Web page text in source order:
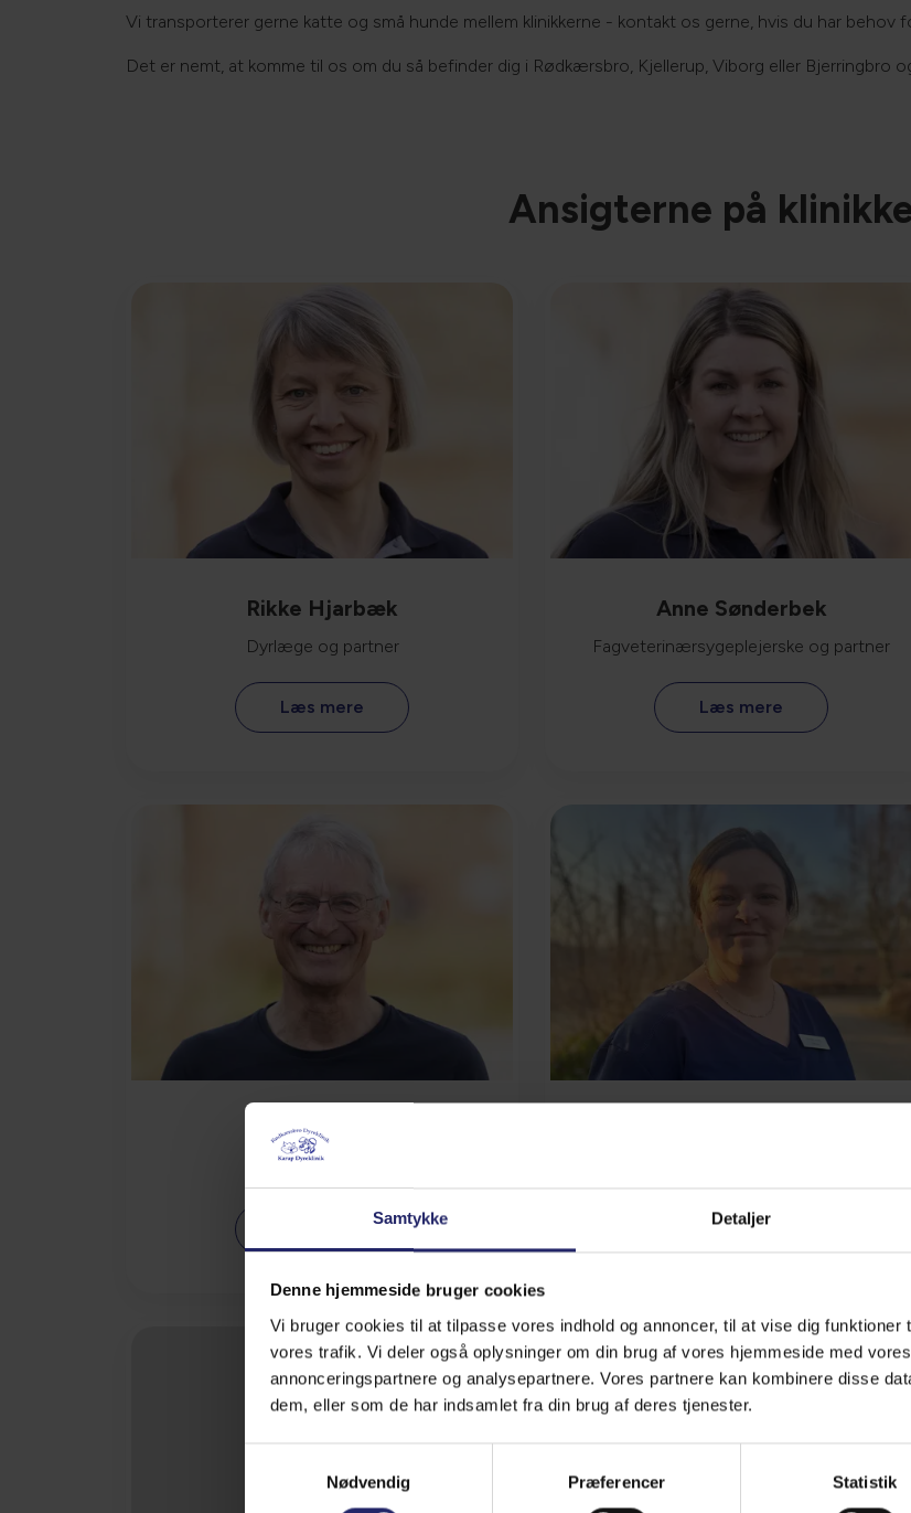
Samtykke Detaljer
Denne hjemmeside bruger cookies
Vi bruger cookies til at tilpasse vores indhold og annoncer, til at vise dig funktioner
vores trafik. Vi deler også oplysninger om din brug af vores hjemmeside med
annonceringspartnere og analysepartnere. Vores partnere kan kombinere disse
dem, eller som de har indsamlet fra din brug af deres tjenester.
Nødvendig
Præferencer Statistik
Vi transporterer gerne katte og små hunde mellem klinikkerne - kontakt os gerne, hvis du har behov
Det er nemt, at komme til os om du så befinder dig i Rødkærsbro, Kjellerup, Viborg eller Bjerringbro
Ansigterne på
Rikke Hjarbæk
Dyrlæge og partner
Læs mere
Anne Sønderbek
Fagveterinærsygeplejerske og partner
Læs mere
Ole Lundorff
Fagdyrlæge
Læs mere